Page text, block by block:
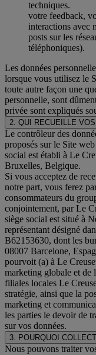
techniques.
votre feedback,
interactions avec
posts sur les
téléphoniques).
Les données
lorsque vous utilisez le
toute autre façon une
personnelle, sont
privée sont expliqués
2. QUI RECUEILLE
Le contrôleur des
proposés sur le Site
social est établi à Le
Bruxelles, Belgique.
Si vous acceptez de
notre part, vous ferez
consommateurs du
conjointement, par Le
siège social est situé à
représentant désigné
B62153630, dont les
08007 Barcelone,
pourvoit (a) à Le
marketing globale et de
filiales locales Le
stratégie, ainsi que la
marketing et
les parties le devoir de
sur vos données.
3. POURQUOI
Nous pouvons traiter